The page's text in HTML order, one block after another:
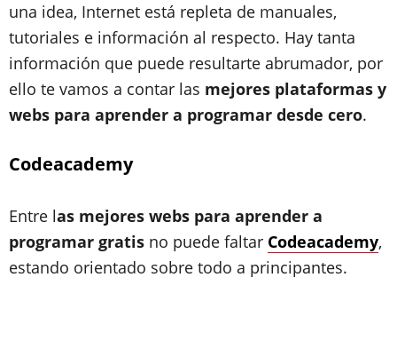
una idea, Internet está repleta de manuales,
tutoriales e información al respecto. Hay tanta
información que puede resultarte abrumador, por
ello te vamos a contar las mejores plataformas y
webs para aprender a programar desde cero.
Codeacademy
Entre las mejores webs para aprender a
programar gratis no puede faltar Codeacademy,
estando orientado sobre todo a principantes.